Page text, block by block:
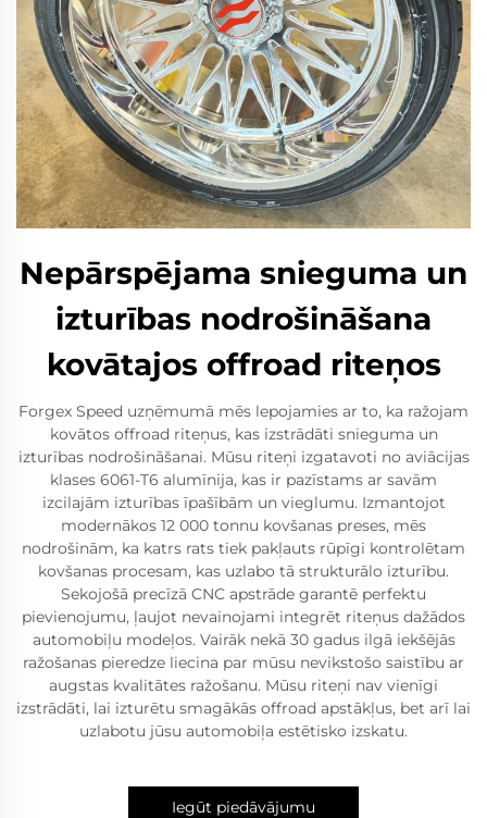
Nepārspējama snieguma un
izturības nodrošināšana
kovātajos offroad riteņos
Forgex Speed uzņēmumā mēs lepojamies ar to, ka ražojam
kovātos offroad riteņus, kas izstrādāti snieguma un
izturības nodrošināšanai. Mūsu riteņi izgatavoti no aviācijas
klases 6061-T6 alumīnija, kas ir pazīstams ar savām
izcilajām izturības īpašībām un vieglumu. Izmantojot
modernākos 12 000 tonnu kovšanas preses, mēs
nodrošinām, ka katrs rats tiek pakļauts rūpīgi kontrolētam
kovšanas procesam, kas uzlabo tā strukturālo izturību.
Sekojošā precīzā CNC apstrāde garantē perfektu
pievienojumu, ļaujot nevainojami integrēt riteņus dažādos
automobiļu modeļos. Vairāk nekā 30 gadus ilgā iekšējās
ražošanas pieredze liecina par mūsu nevikstošo saistību ar
augstas kvalitātes ražošanu. Mūsu riteņi nav vienīgi
izstrādāti, lai izturētu smagākās offroad apstākļus, bet arī lai
uzlabotu jūsu automobiļa estētisko izskatu.
Iegūt piedāvājumu